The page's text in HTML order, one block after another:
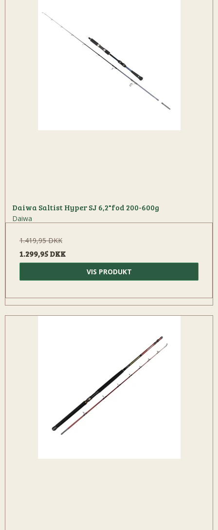
Daiwa Saltist Hyper SJ 6,2"fod 200-600g
Daiwa
1.419,95 DKK
1.299,95 DKK
VIS PRODUKT